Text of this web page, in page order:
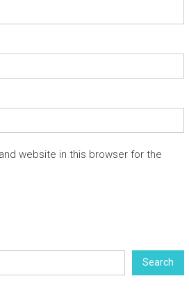
website in this browser for the
Search